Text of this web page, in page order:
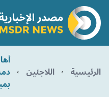
الرئيسية اللاجئين